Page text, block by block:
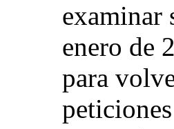
examinar
enero de
para